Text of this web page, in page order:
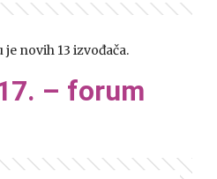
novih 13 izvođača.
– forum